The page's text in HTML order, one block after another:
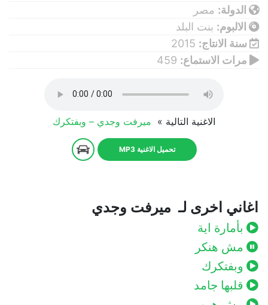
الدولة: مصر
الالبوم: بنت البلد
سنة الانتاج: 2015
مرات الاستماع:
الاغنية التالية » ميرفت وجدي – وبفتكرك
تحميل الاغنية MP3
اغاني اخرى لـ ميرفت وجدي
بأمارة اية
مش هنكر
وبفتكرك
قلبها جامد